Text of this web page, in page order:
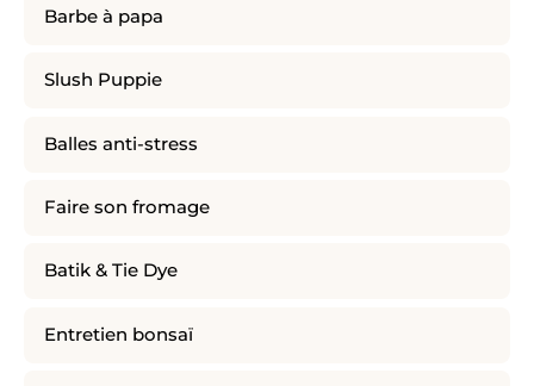
Barbe à papa
Slush Puppie
Balles anti-stress
Faire son fromage
Batik & Tie Dye
Entretien bonsaï